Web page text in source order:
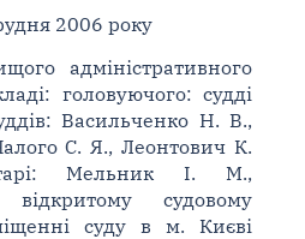
2006 року
адміністративного
головуючого: судді
Васильченко Н. В.,
С. Я., Леонтович К.
Мельник І. М.,
судовому
суду в м. Києві